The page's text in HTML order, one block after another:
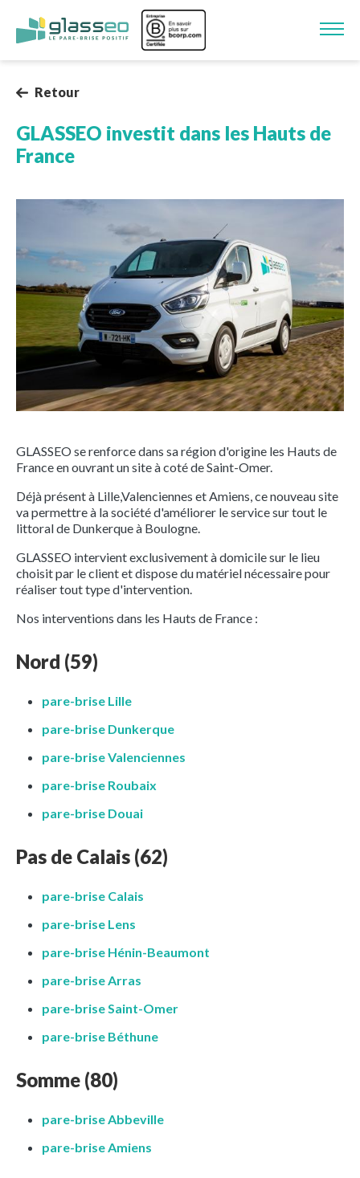
Aller au contenu principal
Image
Retour
GLASSEO investit dans les Hauts de
France
GLASSEO se renforce dans sa région d'origine les Hauts de
France en ouvrant un site à coté de Saint-Omer.
Déjà présent à Lille,Valenciennes et Amiens, ce nouveau site
va permettre à la société d'améliorer le service sur tout le
littoral de Dunkerque à Boulogne.
GLASSEO intervient exclusivement à domicile sur le lieu
choisit par le client et dispose du matériel nécessaire pour
réaliser tout type d'intervention.
Nos interventions dans les Hauts de France :
Nord (59)
pare-brise Lille
pare-brise Dunkerque
pare-brise Valenciennes
pare-brise Roubaix
pare-brise Douai
Pas de Calais (62)
pare-brise Calais
pare-brise Lens
pare-brise Hénin-Beaumont
pare-brise Arras
pare-brise Saint-Omer
pare-brise Béthune
Somme (80)
pare-brise Abbeville
pare-brise Amiens